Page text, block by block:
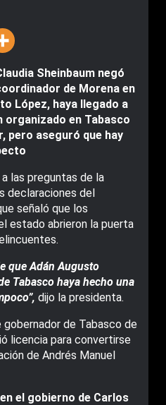
Sheinbaum negó
de Morena en
López, haya llegado a
organizado en Tabasco
pero aseguró que hay
las preguntas de la
declaraciones del
señaló que los
estado abrieron la puerta
que Adán Augusto
Tabasco haya hecho una
dijo la presidenta.
de Tabasco de
licencia para convertirse
de Andrés Manuel
el gobierno de Carlos